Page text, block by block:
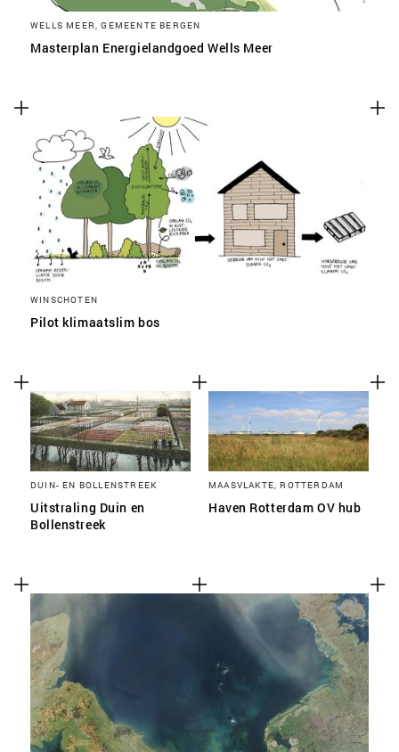
WELLS MEER, GEMEENTE BERGEN
Masterplan Energielandgoed Wells Meer
WINSCHOTEN
Pilot klimaatslim bos
DUIN- EN BOLLENSTREEK
Uitstraling Duin en
Bollenstreek
MAASVLAKTE, ROTTERDAM
Haven Rotterdam OV hub